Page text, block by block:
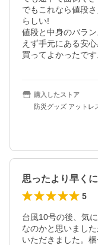
でもこれなら値段
らしい!
値段と中身のバラ
えず手元にある安心
買ってよかったです
購入したストア
防災グッズ アットレ
5
台風10号の後、気
なのかと思いまし
いただきました。